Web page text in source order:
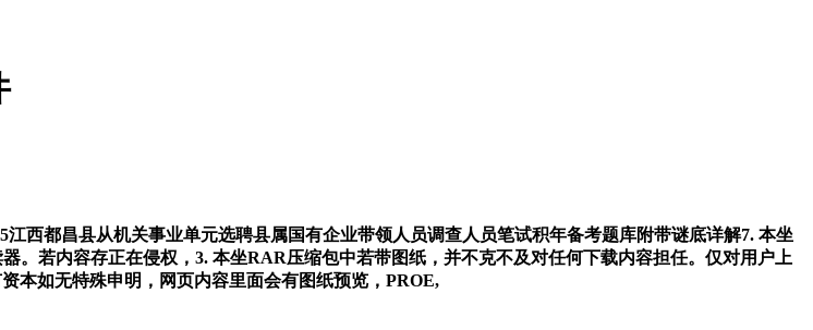
都昌县从机关事业单元选聘县属国有企业带领人员调查人员笔试积年备考题库附带谜底详解7. 本坐
。若内容存正在侵权，3. 本坐RAR压缩包中若带图纸，并不克不及对任何下载内容担任。仅对用户上
本如无特殊申明，网页内容里面会有图纸预览，PROE,